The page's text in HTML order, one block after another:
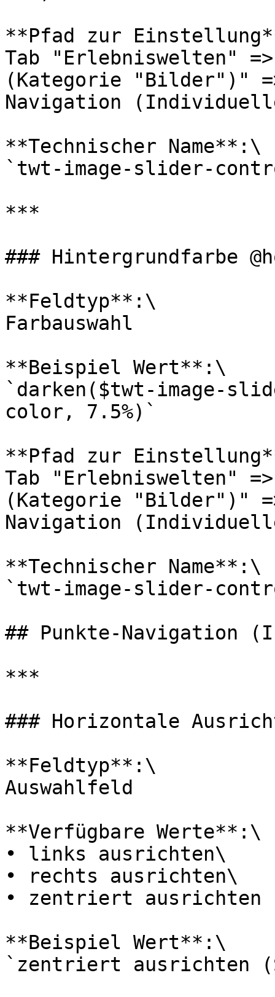
**Pfad zur
Tab "Erlebniswelten"
(Kategorie "Bilder")"
Navigation
**Technischer Name**:\
`twt-image-slider-
***
### Hintergrundfarbe
**Feldtyp**:\
Farbauswahl
**Beispiel Wert**:\
`darken($twt-image-
color, 7.5%)`
**Pfad zur
Tab "Erlebniswelten"
(Kategorie "Bilder")"
Navigation
**Technischer Name**:\
`twt-image-slider-
## Punkte-Navigation
***
### Horizontale
**Feldtyp**:\
Auswahlfeld
**Verfügbare Werte**:\
• links ausrichten\
• rechts ausrichten\
• zentriert ausrichten
**Beispiel Wert**:\
`zentriert ausrichten